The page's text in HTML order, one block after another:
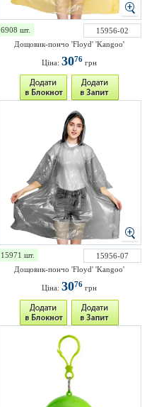
6908 шт.
15956-02
Дощовик-пончо 'Floyd' 'Kangoo'
Ціна: 3076 грн
15971 шт.
15956-07
Дощовик-пончо 'Floyd' 'Kangoo'
Ціна: 3076 грн